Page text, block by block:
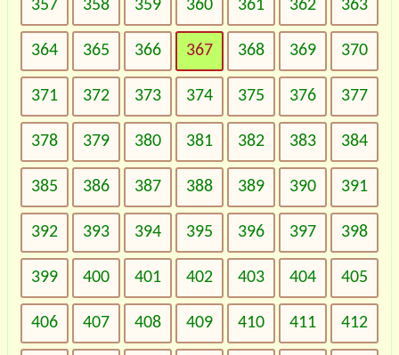
357 358 359 360 361 362 363
364 365 366 367 368 369 370
371 372 373 374 375 376 377
378 379 380 381 382 383 384
385 386 387 388 389 390 391
392 393 394 395 396 397 398
399 400 401 402 403 404 405
406 407 408 409 410 411 412